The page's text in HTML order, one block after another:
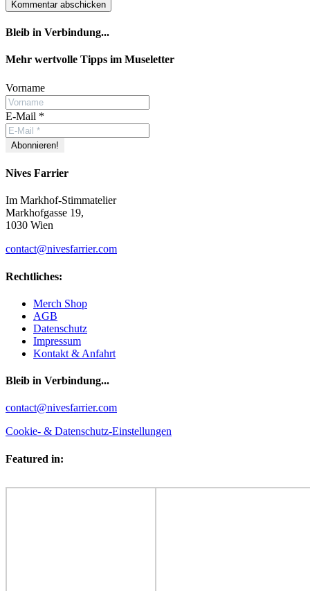
Bleib in Verbindung...
Facebook
YouTube
Instagram
Mehr wertvolle Tipps im Museletter
Vorname
E-Mail *
Nives Farrier
Im Markhof-Stimmatelier
Markhofgasse 19,
1030 Wien
contact@nivesfarrier.com
Rechtliches:
Merch Shop
AGB
Datenschutz
Impressum
Kontakt & Anfahrt
Bleib in Verbindung...
Facebook
YouTube
Instagram
contact@nivesfarrier.com
Cookie- & Datenschutz-Einstellungen
Featured in: